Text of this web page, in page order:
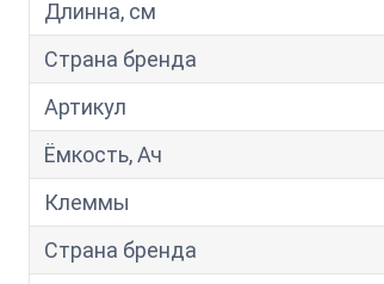
Длинна, см
Страна бренда
Артикул
Ёмкость, Ач
Клеммы
Страна бренда